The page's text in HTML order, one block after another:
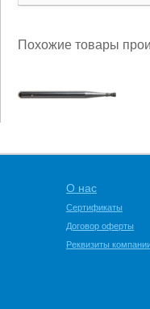
Похожие товары
О нас
Сертификаты
Договор оферты
Реквизиты